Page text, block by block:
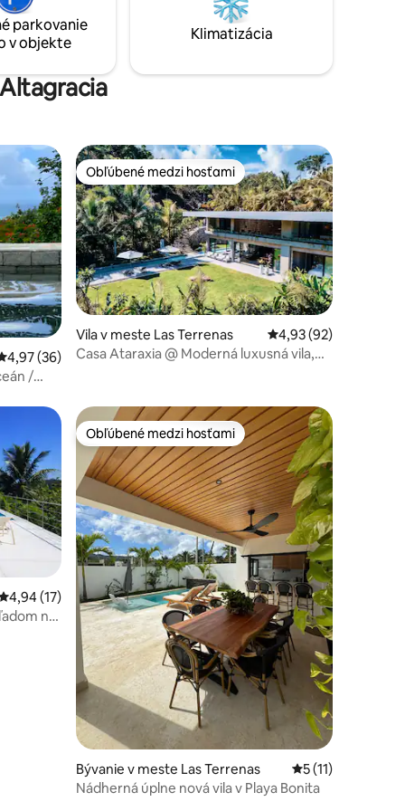
nádherných individuálne navrhnutých
apartmánov, z ktorých každý má vlastnú
osobnosť, z ktorých jeden je čiastočne
parkovanie
v objekte
Klimatizácia
56 ohodnotenie 4,97 z 5, počet hodnotení: 36
4,97 (36)
/
Obľúbené medzi hosťami
Obľúbené medzi hosťami
Vila v meste Las Terrenas Priemerné
4,93 (92)
Casa Ataraxia @ Moderná luxusná vila,
76 ohodnotenie 4,94 z 5, počet hodnotení: 17
4,94 (17)
na
Obľúbené medzi hosťami
Obľúbené medzi hosťami
Bývanie v meste Las Terrenas Priemerné
5 (11)
Nádherná úplne nová vila v Playa Bonita